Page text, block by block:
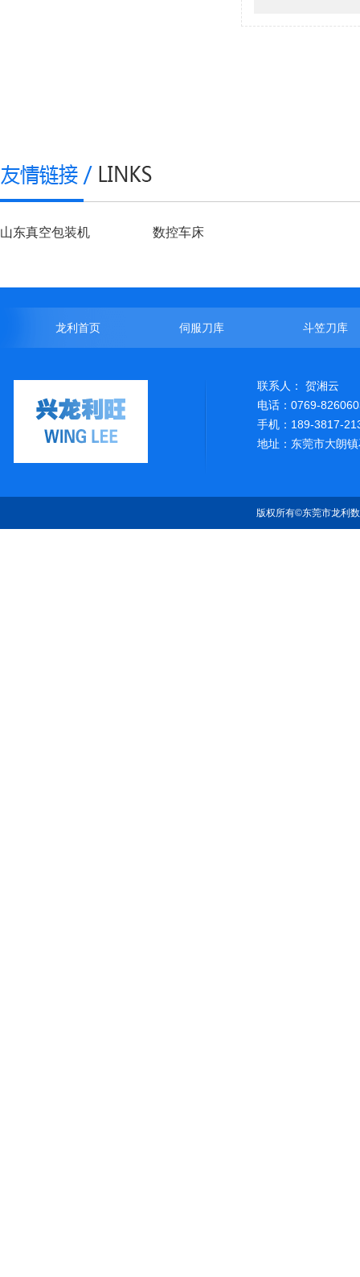
山东真空包装机 数控车床
龙利首页 伺服刀库 斗笠刀库
联系人： 贺湘云
电话：0769-
手机：189-3817-
地址：东莞市大朗
版权所有©东莞市龙利